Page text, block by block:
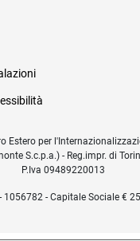
Estero per
S.c.p.a.) - Reg.impr. di
P.Iva 09489220013
- 1056782 - Capitale Sociale €